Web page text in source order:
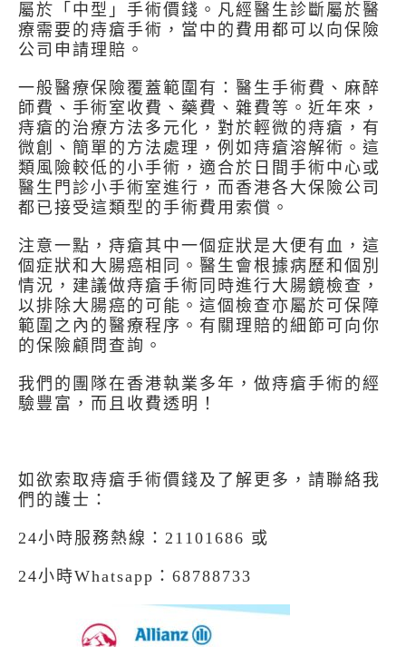
屬於「中型」手術價錢。凡經醫生診斷屬於醫
療需要的痔瘡手術，當中的費用都可以向保險
公司申請理賠。
一般醫療保險覆蓋範圍有：醫生手術費、麻醉
師費、手術室收費、藥費、雜費等。近年來，
痔瘡的治療方法多元化，對於輕微的痔瘡，有
微創、簡單的方法處理，例如痔瘡溶解術。這
類風險較低的小手術，適合於日間手術中心或
醫生門診小手術室進行，而香港各大保險公司
都已接受這類型的手術費用索償。
注意一點，痔瘡其中一個症狀是大便有血，這
個症狀和大腸癌相同。醫生會根據病歷和個別
情況，建議做痔瘡手術同時進行大腸鏡檢查，
以排除大腸癌的可能。這個檢查亦屬於可保障
範圍之內的醫療程序。有關理賠的細節可向你
的保險顧問查詢。
我們的團隊在香港執業多年，做痔瘡手術的經
驗豐富，而且收費透明！
如欲索取痔瘡手術價錢及了解更多，請聯絡我
們的護士：
24小時服務熱線：21101686 或
24小時Whatsapp：68788733